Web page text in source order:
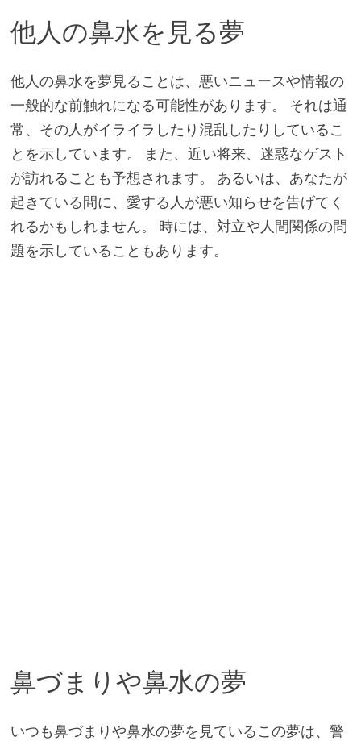
他人の鼻水を見る夢
他人の鼻水を夢見ることは、悪いニュースや情報の
一般的な前触れになる可能性があります。 それは通
常、その人がイライラしたり混乱したりしているこ
とを示しています。 また、近い将来、迷惑なゲスト
が訪れることも予想されます。 あるいは、あなたが
起きている間に、愛する人が悪い知らせを告げてく
れるかもしれません。 時には、対立や人間関係の問
題を示していることもあります。
鼻づまりや鼻水の夢
いつも鼻づまりや鼻水の夢を見ているこの夢は、警